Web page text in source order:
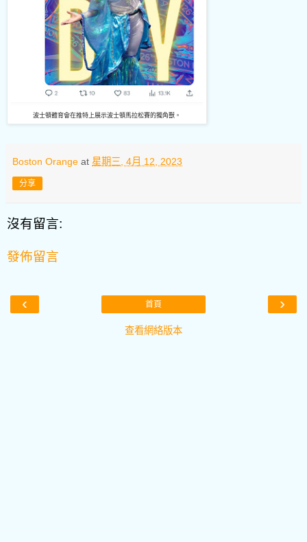
波士頓體育會在推特上展示波士頓馬拉松賽的獨角獸。
Boston Orange at 星期三, 4月 12, 2023
分享
沒有留言:
發佈留言
‹ ›
首頁
查看網絡版本